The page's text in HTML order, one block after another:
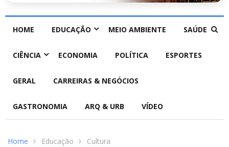
HOME EDUCAÇÃO MEIO AMBIENTE SAÚDE
CIÊNCIA ECONOMIA POLÍTICA ESPORTES
GERAL CARREIRAS & NEGÓCIOS
GASTRONOMIA ARQ & URB VÍDEO
Home Educação Cultura